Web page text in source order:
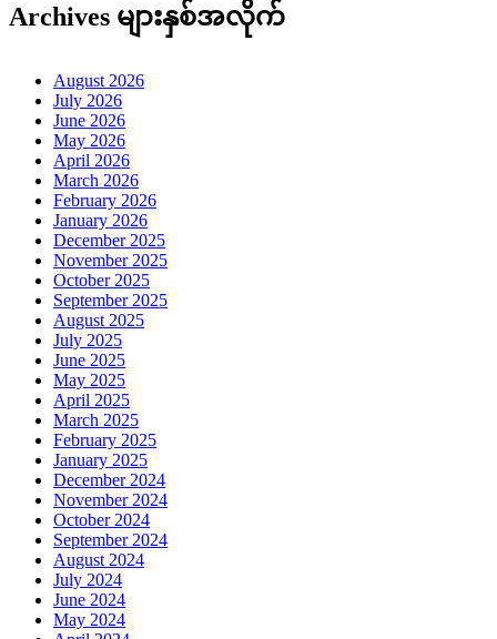
Archives များနှစ်အလိုက်
August 2026
July 2026
June 2026
May 2026
April 2026
March 2026
February 2026
January 2026
December 2025
November 2025
October 2025
September 2025
August 2025
July 2025
June 2025
May 2025
April 2025
March 2025
February 2025
January 2025
December 2024
November 2024
October 2024
September 2024
August 2024
July 2024
June 2024
May 2024